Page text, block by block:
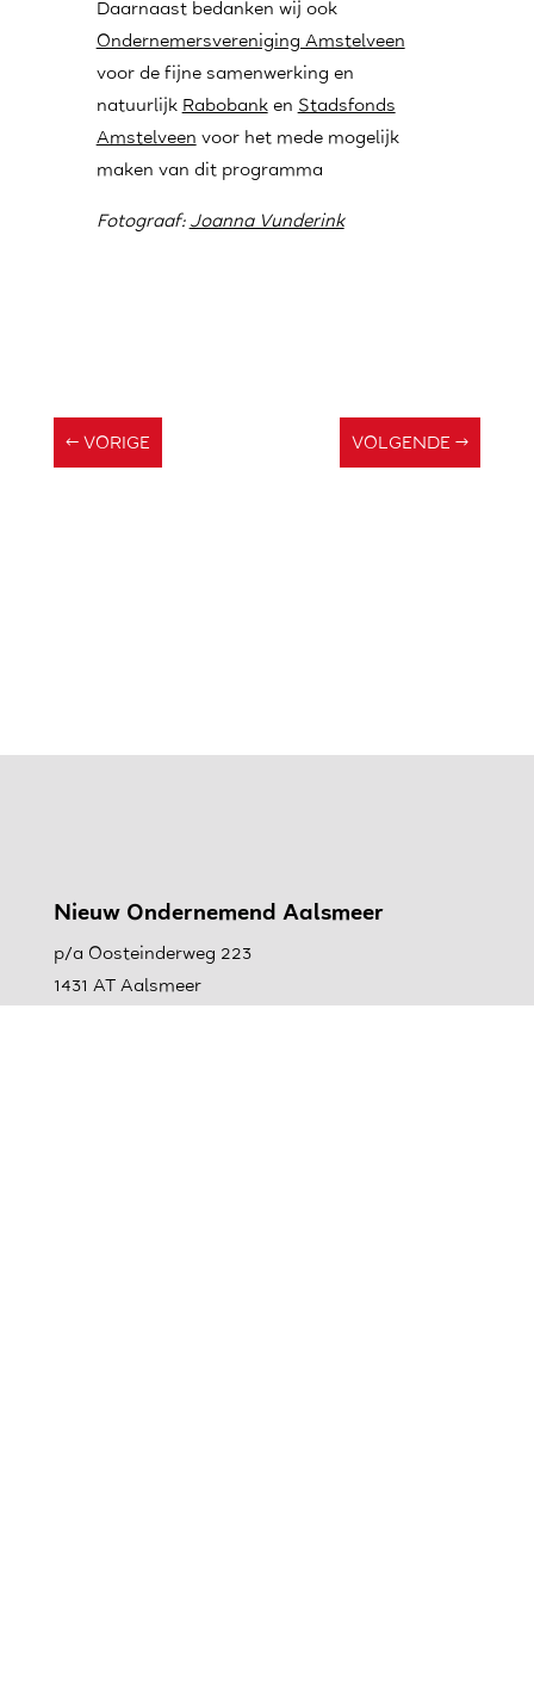
Daarnaast bedanken wij ook
Ondernemersvereniging Amstelveen
voor de fijne samenwerking en
natuurlijkRabobankenStadsfonds
Amstelveenvoor het mede mogelijk
maken van dit programma
Fotograaf:Joanna Vunderink
← VORIGE VOLGENDE →
Nieuw Ondernemend Aalsmeer
p/a Oosteinderweg 223
1431 AT Aalsmeer